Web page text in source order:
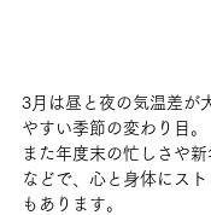
3月は昼と夜の気温差が
やすい季節の変わり目。
また年度末の忙しさや
などで、心と身体にス
もあります。